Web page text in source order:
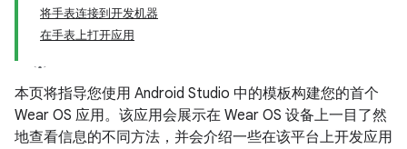
将手表连接到开发机器
在手表上打开应用
本页将指导您使用 Android Studio 中的模板构建您的首个
Wear OS 应用。该应用会展示在 Wear OS 设备上一目了然
地查看信息的不同方法，并会介绍一些在该平台上开发应用